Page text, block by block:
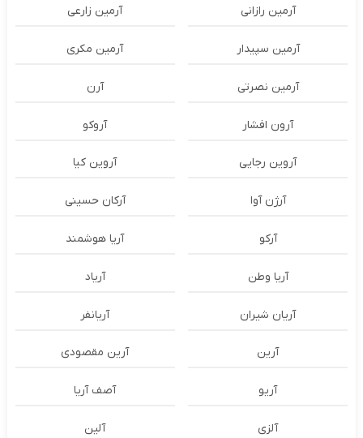
آرمین رازانی آرمین زارعی
آرمین سپیدار آرمین مکری
آرمین نصرتی آرن
آرون افشار آروکو
آروین رجایی آروین کیا
آرژن آوا آرکان حسینی
آرکو آریا هوشمند
آریا وطن آریاد
آریان شیران آریانفر
آرین آرین مقصودی
آریو آصف آریا
آلزی آلین